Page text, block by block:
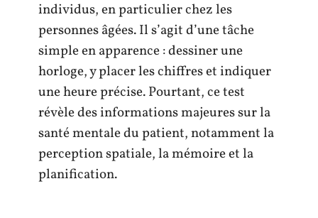
individus, en particulier chez les
personnes âgées. Il s’agit d’une tâche
simple en apparence : dessiner une
horloge, y placer les chiffres et indiquer
une heure précise. Pourtant, ce test
révèle des informations majeures sur la
santé mentale du patient, notamment la
perception spatiale, la mémoire et la
planification.